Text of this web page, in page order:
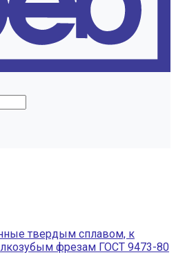
твердым сплавом, к
фрезам ГОСТ 9473-80